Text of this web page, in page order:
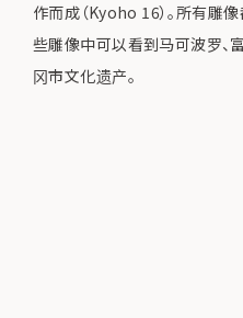
作而成（Kyoho 16）。所有雕
些雕像中可以看到马可波罗、
冈市文化遗产。